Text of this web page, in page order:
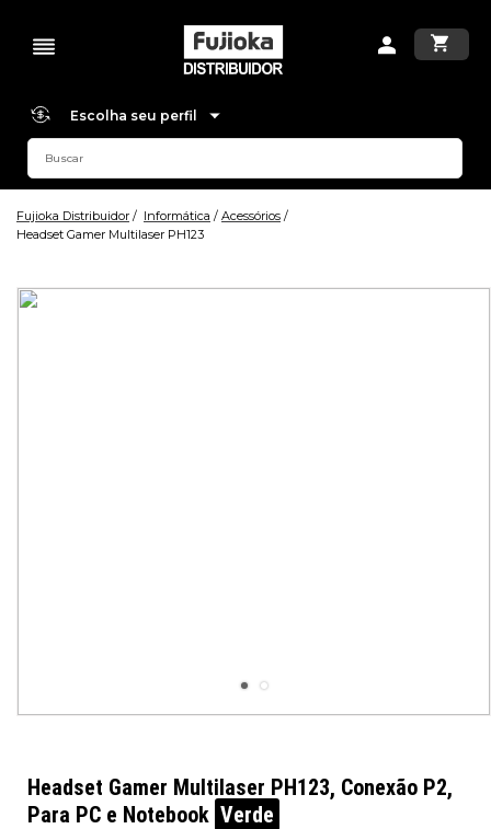
Escolha seu perfil
Fujioka Distribuidor Informática
Acessórios
Headset Gamer Multilaser PH123
Headset Gamer Multilaser PH123, Conexão P2,
Para PC e Notebook Verde